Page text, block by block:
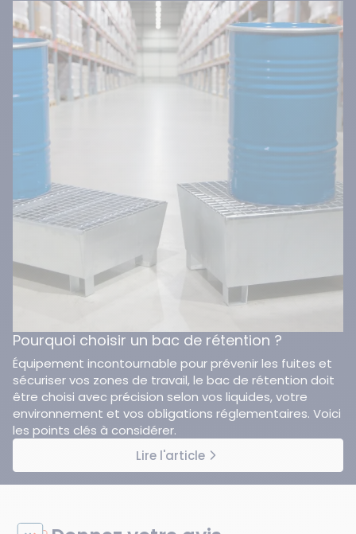
Pourquoi choisir un bac de rétention ?
Équipement incontournable pour prévenir les fuites et
sécuriser vos zones de travail, le bac de rétention doit
être choisi avec précision selon vos liquides, votre
environnement et vos obligations réglementaires. Voici
les points clés à considérer.
Lire l'article